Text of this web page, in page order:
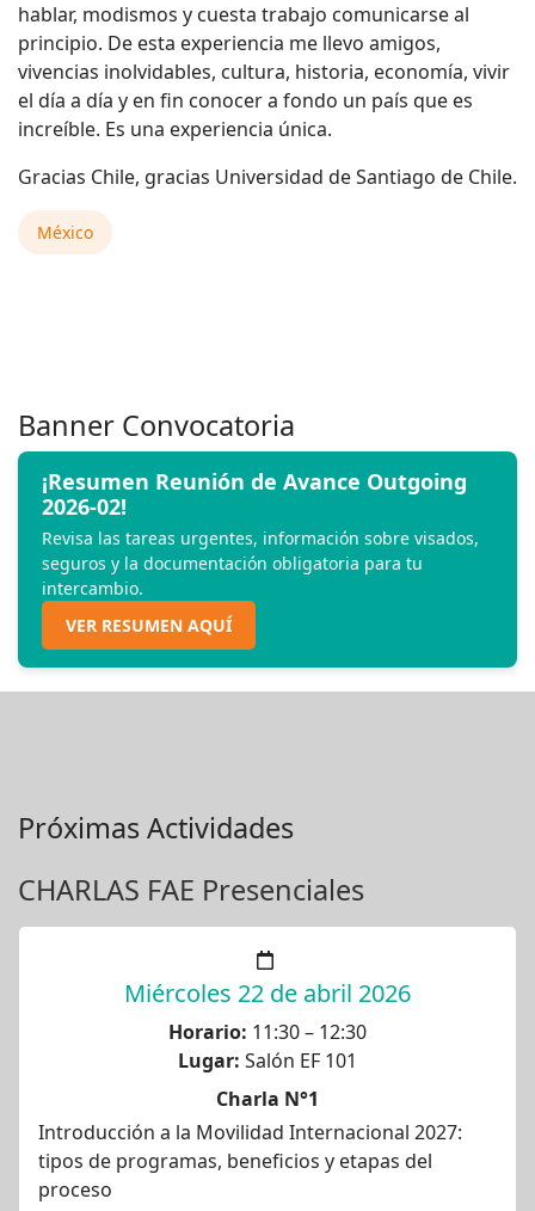
hablar, modismos y cuesta trabajo comunicarse al
principio. De esta experiencia me llevo amigos,
vivencias inolvidables, cultura, historia, economía, vivir
el día a día y en fin conocer a fondo un país que es
increíble. Es una experiencia única.
Gracias Chile, gracias Universidad de Santiago de Chile.
México
Banner Convocatoria
¡Resumen Reunión de Avance Outgoing
2026-02!
Revisa las tareas urgentes, información sobre visados,
seguros y la documentación obligatoria para tu
intercambio.
VER RESUMEN AQUÍ
Próximas Actividades
CHARLAS FAE Presenciales
Miércoles 22 de abril 2026
Horario: 11:30 – 12:30
Lugar: Salón EF 101
Charla N°1
Introducción a la Movilidad Internacional 2027:
tipos de programas, beneficios y etapas del
proceso